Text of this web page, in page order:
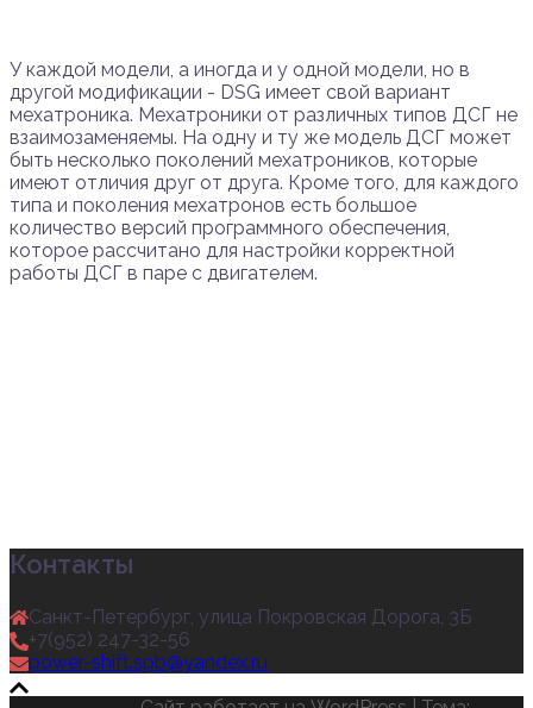
У каждой модели, а иногда и у одной модели, но в
другой модификации - DSG имеет свой вариант
мехатроника. Мехатроники от различных типов ДСГ не
взаимозаменяемы. На одну и ту же модель ДСГ может
быть несколько поколений мехатроников, которые
имеют отличия друг от друга. Кроме того, для каждого
типа и поколения мехатронов есть большое
количество версий программного обеспечения,
которое рассчитано для настройки корректной
работы ДСГ в паре с двигателем.
Контакты
Санкт-Петербург, улица Покровская Дорога, 3Б
+7(952) 247-32-56
power-shift.spb@yandex.ru